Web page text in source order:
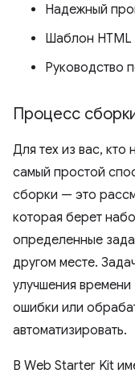
Надежный
Шаблон HTML
Руководство
Процесс
Для тех из вас, кто
самый простой
сборки — это
которая берет
определенные
другом месте.
улучшения
ошибки или
автоматизировать.
В Web Starter Kit